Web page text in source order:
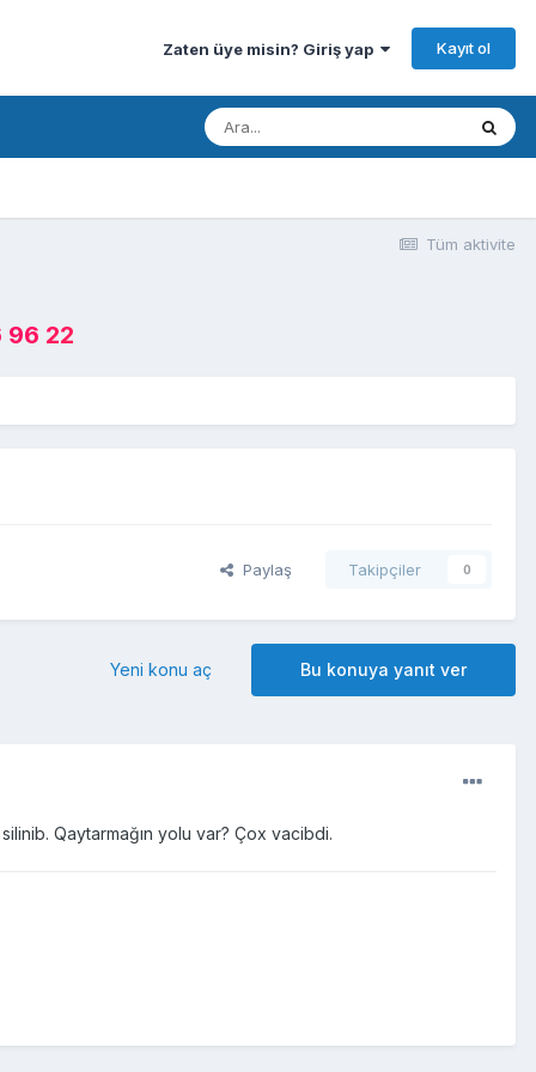
Zaten üye misin? Giriş yap Kayıt ol
Tüm aktivite
96 22
Paylaş Takipçiler 0
Bu konuya yanıt ver
Yeni konu aç
Qaytarmağın yolu var? Çox vacibdi.